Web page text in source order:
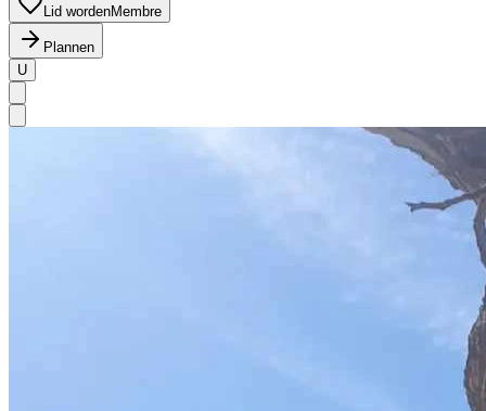
Lid wordenMembre
Plannen
U
MapLibre